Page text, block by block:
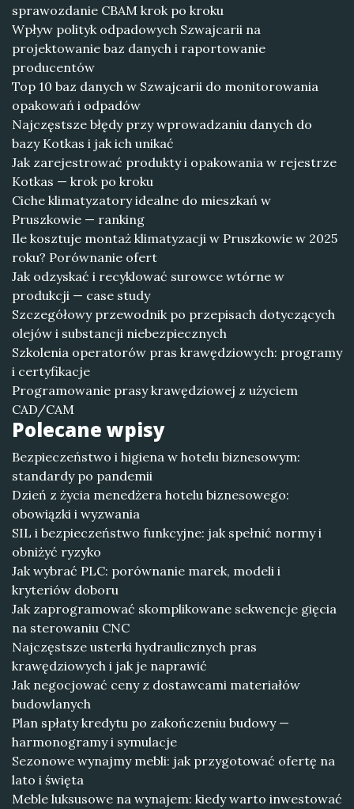
sprawozdanie CBAM krok po kroku
Wpływ polityk odpadowych Szwajcarii na
projektowanie baz danych i raportowanie
producentów
Top 10 baz danych w Szwajcarii do monitorowania
opakowań i odpadów
Najczęstsze błędy przy wprowadzaniu danych do
bazy Kotkas i jak ich unikać
Jak zarejestrować produkty i opakowania w rejestrze
Kotkas — krok po kroku
Ciche klimatyzatory idealne do mieszkań w
Pruszkowie — ranking
Ile kosztuje montaż klimatyzacji w Pruszkowie w 2025
roku? Porównanie ofert
Jak odzyskać i recyklować surowce wtórne w
produkcji — case study
Szczegółowy przewodnik po przepisach dotyczących
olejów i substancji niebezpiecznych
Szkolenia operatorów pras krawędziowych: programy
i certyfikacje
Programowanie prasy krawędziowej z użyciem
CAD/CAM
Polecane wpisy
Bezpieczeństwo i higiena w hotelu biznesowym:
standardy po pandemii
Dzień z życia menedżera hotelu biznesowego:
obowiązki i wyzwania
SIL i bezpieczeństwo funkcyjne: jak spełnić normy i
obniżyć ryzyko
Jak wybrać PLC: porównanie marek, modeli i
kryteriów doboru
Jak zaprogramować skomplikowane sekwencje gięcia
na sterowaniu CNC
Najczęstsze usterki hydraulicznych pras
krawędziowych i jak je naprawić
Jak negocjować ceny z dostawcami materiałów
budowlanych
Plan spłaty kredytu po zakończeniu budowy —
harmonogramy i symulacje
Sezonowe wynajmy mebli: jak przygotować ofertę na
lato i święta
Meble luksusowe na wynajem: kiedy warto inwestować